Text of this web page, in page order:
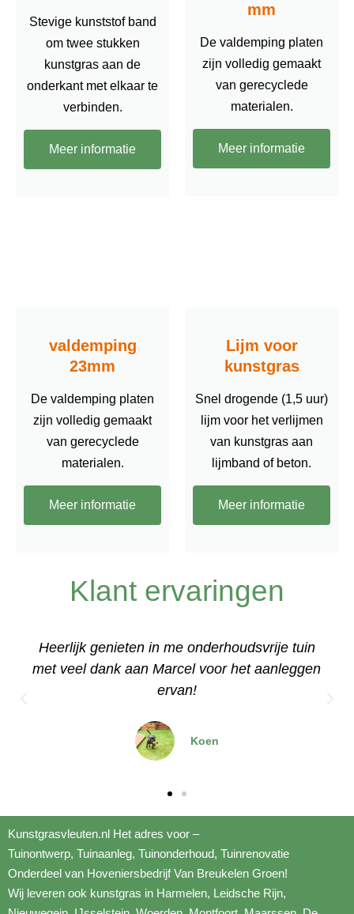
Stevige kunststof band
om twee stukken
kunstgras aan de
onderkant met elkaar te
verbinden.
Meer informatie
mm
De valdemping platen
zijn volledig gemaakt
van gerecyclede
materialen.
Meer informatie
valdemping
23mm
De valdemping platen
zijn volledig gemaakt
van gerecyclede
materialen.
Meer informatie
Lijm voor
kunstgras
Snel drogende (1,5 uur)
lijm voor het verlijmen
van kunstgras aan
lijmband of beton.
Meer informatie
Klant ervaringen
Een stuk kunstgras besteld voor onze
relaxruimte op kantoor, erg makkelijk aan te
leggen met de video's
Dominique
Kunstgrasvleuten.nl Het adres voor –
Tuinontwerp, Tuinaanleg, Tuinonderhoud, Tuinrenovatie
Onderdeel van Hoveniersbedrijf Van Breukelen Groen!
Wij leveren ook kunstgras in Harmelen, Leidsche Rijn,